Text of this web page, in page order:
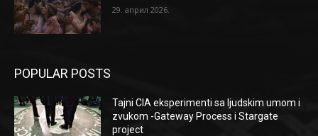
29. април 2026.
POPULAR POSTS
Tajni CIA eksperimenti sa ljudskim umom i
zvukom -Gateway Process i Stargate
project